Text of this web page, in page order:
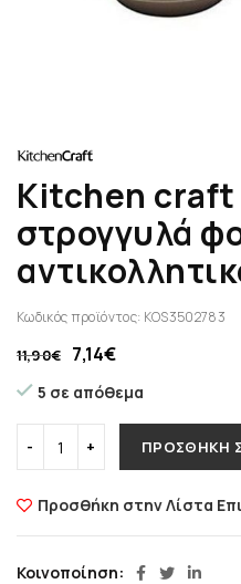
Kitchen craft
στρογγυλά
Κωδικός προϊόντος: KOS3502783
11,90€ 7,14€
5 σε απόθεμα
ΠΡΟΣΘΉΚΗ
Προσθήκη στην Λίστα
Κοινοποίηση